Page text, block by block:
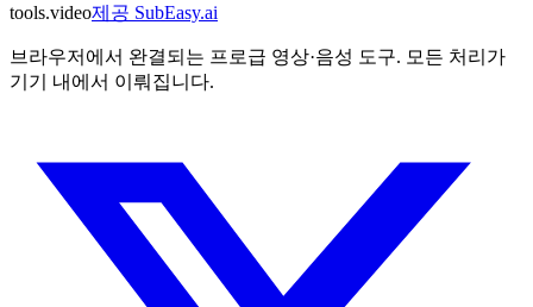
tools.video제공 SubEasy.ai
브라우저에서 완결되는 프로급 영상·음성 도구. 모든 처리가
기기 내에서 이뤄집니다.